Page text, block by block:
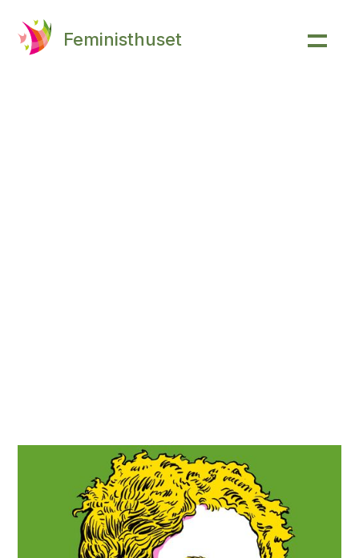
Feministhuset
Kristine Bonnevie
1872-1948